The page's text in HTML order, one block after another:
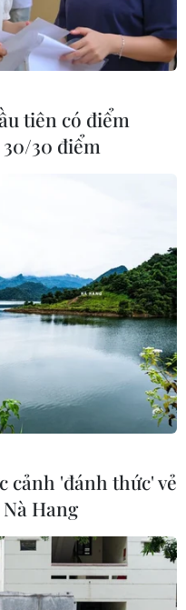
dựng 'con đường
học New South
xây dựng "con
tại thành phố Sydney.
tiên có điểm
30 điểm
cảnh 'đánh thức' vẻ
Hang